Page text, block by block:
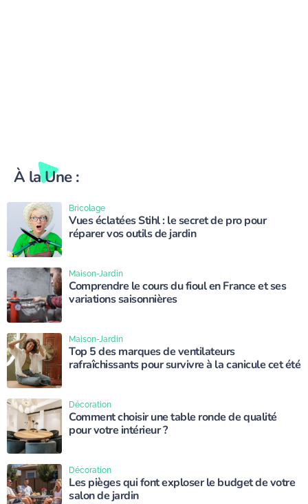
À la Une :
Vues éclatées Stihl : le secret de pro pour
réparer vos outils de jardin
Bricolage
Comprendre le cours du fioul en France et ses
variations saisonnières
Maison-Jardin
Top 5 des marques de ventilateurs
rafraîchissants pour survivre à la canicule cet été
Maison-Jardin
Comment choisir une table ronde de qualité
pour votre intérieur ?
Décoration
Les pièges qui font exploser le budget de votre
salon de jardin
Décoration